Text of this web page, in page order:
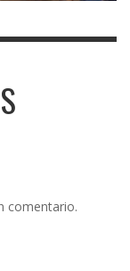
comentario.